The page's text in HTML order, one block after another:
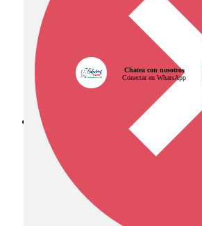
Diócesis de Zipaquirá
Chatea con nosotros
Conectar en WhatsApp